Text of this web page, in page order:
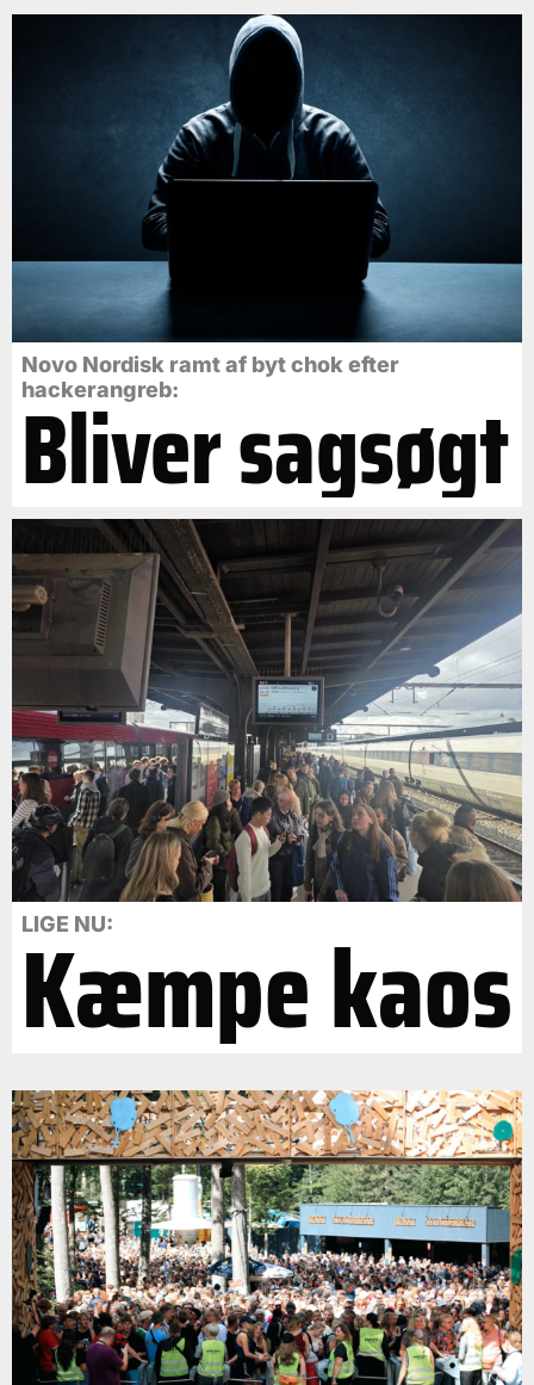
Novo Nordisk ramt af byt chok efter
hackerangreb:
Bliver sagsøgt
LIGE NU:
Kæmpe kaos